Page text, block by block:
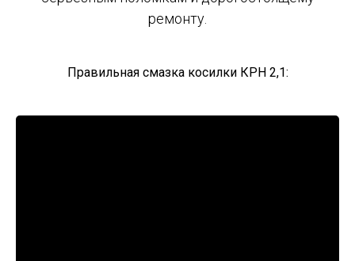
ремонту.
Правильная смазка косилки КРН 2,1: